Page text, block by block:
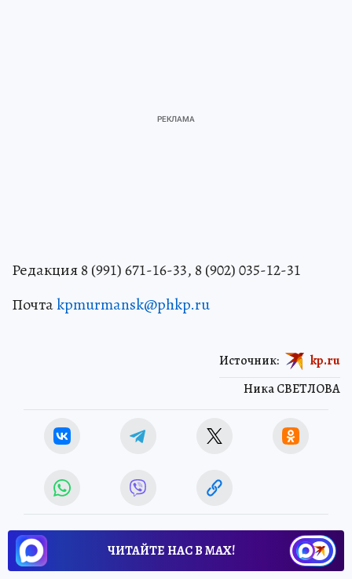
Редакция 8 (991) 671-16-33, 8 (902) 035-12-31
Почтаkpmurmansk@phkp.ru
Ника СВЕТЛОВА
Источник: kp.ru
ЧИТАЙТЕ НАС В МАХ!